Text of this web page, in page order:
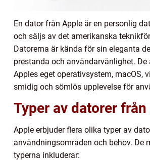
En dator från Apple är en personlig
och säljs av det amerikanska
Datorerna är kända för sin eleganta
prestanda och användarvänlighet. De
Apples eget operativsystem, macOS,
smidig och sömlös upplevelse för
Typer av datorer från
Apple erbjuder flera olika typer av
användningsområden och behov. De
typerna inkluderar: